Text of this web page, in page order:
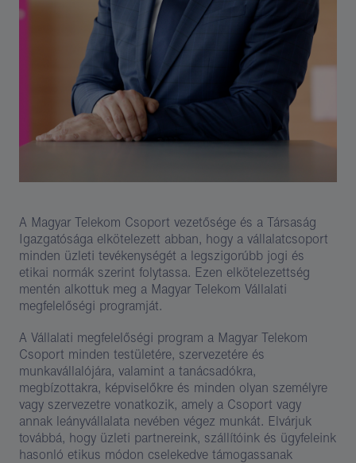
A Magyar Telekom Csoport vezetősége és a Társaság
Igazgatósága elkötelezett abban, hogy a vállalatcsoport
minden üzleti tevékenységét a legszigorúbb jogi és
etikai normák szerint folytassa. Ezen elkötelezettség
mentén alkottuk meg a Magyar Telekom Vállalati
megfelelőségi programját.
A Vállalati megfelelőségi program a Magyar Telekom
Csoport minden testületére, szervezetére és
munkavállalójára, valamint a tanácsadókra,
megbízottakra, képviselőkre és minden olyan személyre
vagy szervezetre vonatkozik, amely a Csoport vagy
annak leányvállalata nevében végez munkát. Elvárjuk
továbbá, hogy üzleti partnereink, szállítóink és ügyfeleink
hasonló etikus módon cselekedve támogassanak